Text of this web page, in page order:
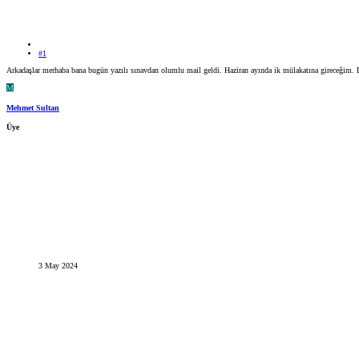
#1
Arkadaşlar merhaba bana bugün yazılı sınavdan olumlu mail geldi. Haziran ayında ik mülakatına
M
Mehmet Sultan
Üye
3 May 2024